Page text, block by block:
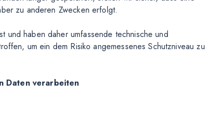
zu anderen Zwecken erfolgt.
und haben daher umfassende technische und
um ein dem Risiko angemessenes Schutzniveau zu
Daten verarbeiten